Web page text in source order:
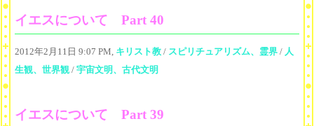
イエスについて Part 40
2012年2月11日 9:07 PM, キリスト教 / スピリチュアリズム、霊界 / 人
生観、世界観 / 宇宙文明、古代文明
イエスについて Part 39